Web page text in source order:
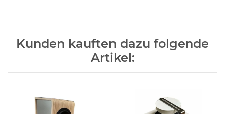
Kunden kauften dazu folgende
Artikel: